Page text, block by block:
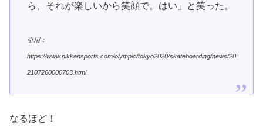
ら、それが楽しいから笑顔で。はい」と笑った。
引用：
https://www.nikkansports.com/olympic/tokyo2020/skateboarding/news/20
2107260000703.html
なるほど！